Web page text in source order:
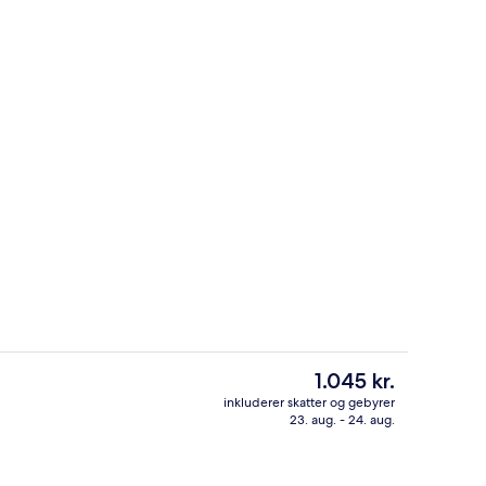
Plus) | Pengeskab på værelset, skrivebord, mørklægningsgardiner
Facilitet på overnatningsstedet
Den
nuværende
pris
1.045 kr.
inkluderer skatter og gebyrer
23. aug. - 24. aug.